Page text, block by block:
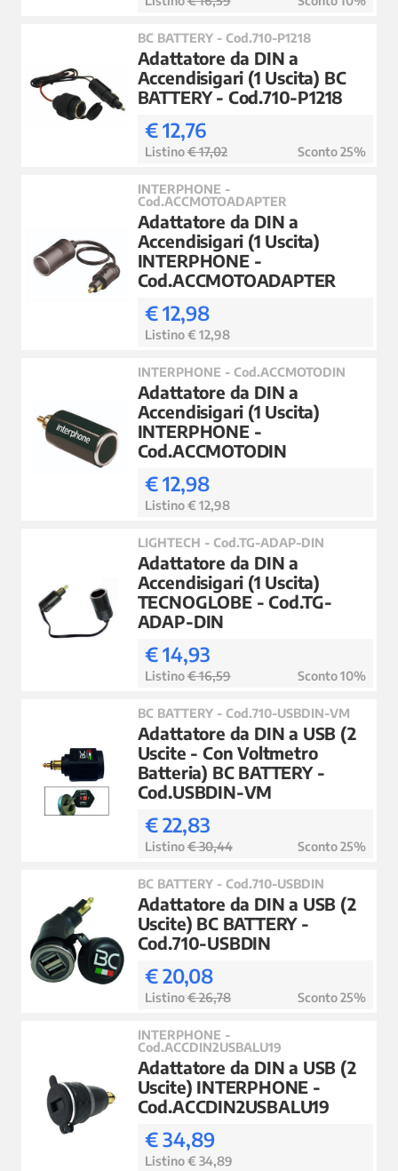
BC BATTERY - Cod.710-P1218
Adattatore da DIN a
Accendisigari (1 Uscita) BC
BATTERY - Cod.710-P1218
€ 12,76
Listino€ 17,02 Sconto 25%
INTERPHONE -
Cod.ACCMOTOADAPTER
Adattatore da DIN a
Accendisigari (1 Uscita)
INTERPHONE -
Cod.ACCMOTOADAPTER
€ 12,98
Listino € 12,98
INTERPHONE - Cod.ACCMOTODIN
Adattatore da DIN a
Accendisigari (1 Uscita)
INTERPHONE -
Cod.ACCMOTODIN
€ 12,98
Listino € 12,98
LIGHTECH - Cod.TG-ADAP-DIN
Adattatore da DIN a
Accendisigari (1 Uscita)
TECNOGLOBE - Cod.TG-
ADAP-DIN
€ 14,93
Listino€ 16,59 Sconto 10%
BC BATTERY - Cod.710-USBDIN-VM
Adattatore da DIN a USB (2
Uscite - Con Voltmetro
Batteria) BC BATTERY -
Cod.USBDIN-VM
€ 22,83
Listino€ 30,44 Sconto 25%
BC BATTERY - Cod.710-USBDIN
Adattatore da DIN a USB (2
Uscite) BC BATTERY -
Cod.710-USBDIN
€ 20,08
Listino€ 26,78 Sconto 25%
INTERPHONE -
Cod.ACCDIN2USBALU19
Adattatore da DIN a USB (2
Uscite) INTERPHONE -
Cod.ACCDIN2USBALU19
€ 34,89
Listino € 34,89